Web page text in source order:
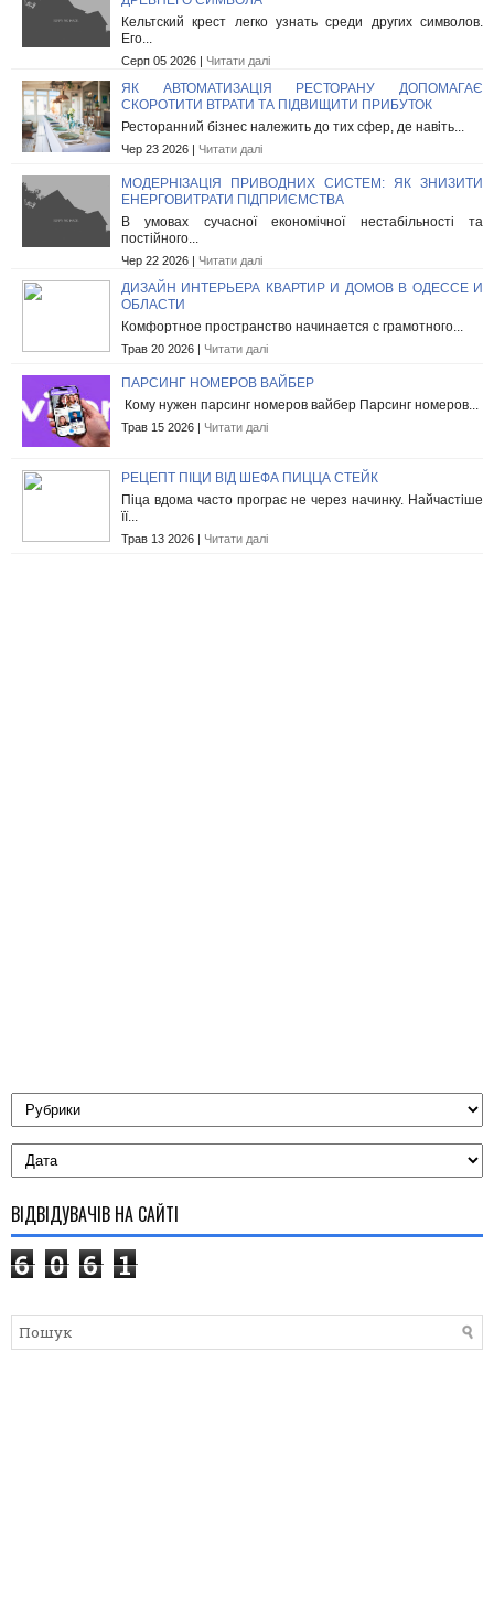
Кельтский крест легко узнать среди других символов.
Его...
Серп 05 2026 | Читати далі
ЯК АВТОМАТИЗАЦІЯ РЕСТОРАНУ ДОПОМАГАЄ
СКОРОТИТИ ВТРАТИ ТА ПІДВИЩИТИ ПРИБУТОК
Ресторанний бізнес належить до тих сфер, де навіть...
Чер 23 2026 | Читати далі
МОДЕРНІЗАЦІЯ ПРИВОДНИХ СИСТЕМ: ЯК ЗНИЗИТИ
ЕНЕРГОВИТРАТИ ПІДПРИЄМСТВА
В умовах сучасної економічної нестабільності та
постійного...
Чер 22 2026 | Читати далі
ДИЗАЙН ИНТЕРЬЕРА КВАРТИР И ДОМОВ В ОДЕССЕ И
ОБЛАСТИ
Комфортное пространство начинается с грамотного...
Трав 20 2026 | Читати далі
ПАРСИНГ НОМЕРОВ ВАЙБЕР
Кому нужен парсинг номеров вайбер Парсинг номеров...
Трав 15 2026 | Читати далі
РЕЦЕПТ ПІЦИ ВІД ШЕФА ПИЦЦА СТЕЙК
Піца вдома часто програє не через начинку. Найчастіше
її...
Трав 13 2026 | Читати далі
ВІДВІДУВАЧІВ НА САЙТІ
6 0 6 1